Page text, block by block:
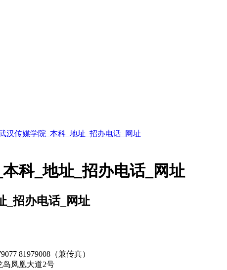
汉传媒学院_本科_地址_招办电话_网址
科_地址_招办电话_网址
_招办电话_网址
81979008（兼传真）
岛凤凰大道2号